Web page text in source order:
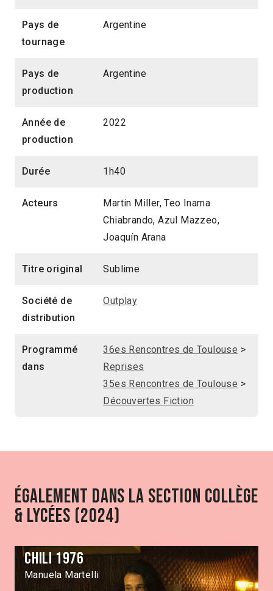
Pays de
tournage
Argentine
Pays de
production
Argentine
Année de
production
2022
Durée 1h40
Acteurs
Martin Miller, Teo Inama
Chiabrando, Azul Mazzeo,
Joaquín Arana
Titre original Sublime
Société de
distribution
Outplay
Programmé
dans
36es Rencontres de Toulouse >
Reprises
35es Rencontres de Toulouse >
Découvertes Fiction
Également dans la section Collège
& Lycées (2024)
Chili 1976
Manuela Martelli